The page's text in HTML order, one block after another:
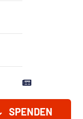
SPENDEN